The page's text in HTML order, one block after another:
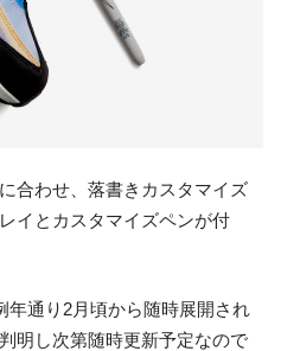
合わせ、落書きカスタマイズ
イとカスタマイズペンが付
年通り2月頃から随時展開され
明し次第随時更新予定なので